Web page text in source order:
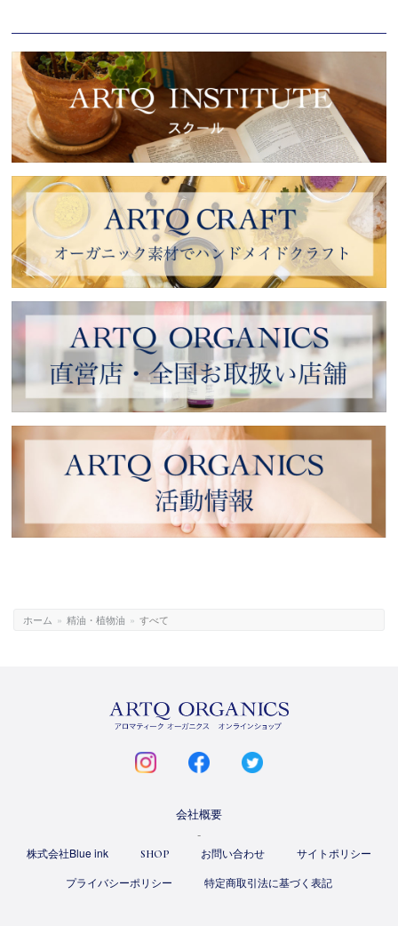
ホーム » 精油・植物油 » すべて
ARTQ
ORGANICS
会社概要
株式会社Blue ink SHOP お問い合わせ
サイトポリシー
プライバシーポリシー
特定商取引法に基づく表記